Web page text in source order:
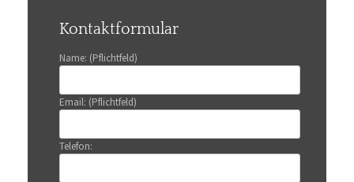
Kontaktformular
Name: (Pflichtfeld)
Email: (Pflichtfeld)
Telefon: